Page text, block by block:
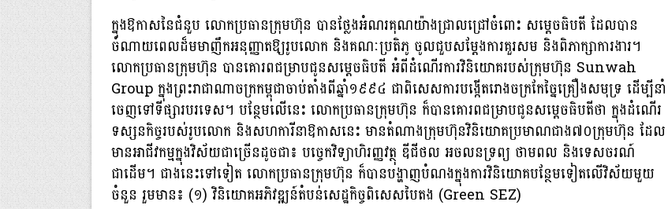
ក្នុងឱកាសនៃជំនួប លោកប្រធានក្រុមហ៊ុន បានថ្លែងអំណរគុណយ៉ាងជ្រាលជ្រៅចំពោះ សម្តេចធិបតី ដែលបាន
ចំណាយពេលដ៏មមាញឹកអនុញ្ញាតឱ្យរូបលោក និងគណៈប្រតិភូ ចូលជួបសម្ដែងការគួរសម និងពិភាក្សាការងារ។
លោកប្រធានក្រុមហ៊ុន បានគោរពជម្រាបជូនសម្តេចធិបតី អំពីដំណើរការវិនិយោគរបស់ក្រុមហ៊ុន Sunwah
Group ក្នុងព្រះរាជាណាចក្រកម្ពុជាចាប់តាំងពីឆ្នាំ១៩៩៤ ជាពិសេសការបង្កើតរោងចក្រកែច្នៃគ្រឿងសមុទ្រ ដើម្បីនាំ
ចេញទៅទីផ្សារបរទេស។ បន្ថែមលើនេះ លោកប្រធានក្រុមហ៊ុន ក៏បានគោរពជម្រាបជូនសម្តេចធិបតីថា ក្នុងដំណើរ
ទស្សនកិច្ចរបស់រូបលោក និងសហការីនាឱកាសនេះ មានតំណាងក្រុមហ៊ុនវិនិយោគប្រមាណជាង៧០ក្រុមហ៊ុន ដែល
មានអាជីវកម្មក្នុងវិស័យជាច្រើនដូចជា៖ បច្ចេកវិទ្យាហិរញ្ញវត្ថុ ឌីជីថល អចលនទ្រព្យ ថាមពល និងទេសចរណ៍
ជាដើម។ ជាងនេះទៅទៀត លោកប្រធានក្រុមហ៊ុន ក៏បានបង្ហាញបំណងក្នុងការវិនិយោគបន្ថែមទៀតលើវិស័យមួយ
ចំនួន រួមមាន៖ (១) វិនិយោគអភិវឌ្ឍន៍តំបន់សេដ្ឋកិច្ចពិសេសបៃតង (Green SEZ)